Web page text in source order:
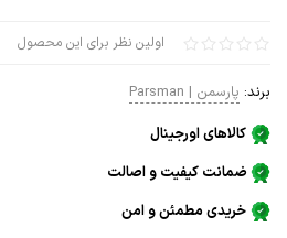
اولین نظر برای این محصول
برند: پارسمن | Parsman
کالاهای اورجینال
ضمانت کیفیت و اصالت
خریدی مطمئن و امن